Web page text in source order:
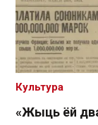
«Жыць ёй два
Культура